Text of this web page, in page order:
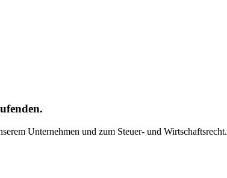
Unternehmen und zum Steuer- und Wirtschaftsrecht.